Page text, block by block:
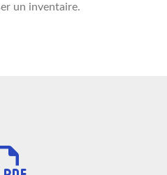
un inventaire.